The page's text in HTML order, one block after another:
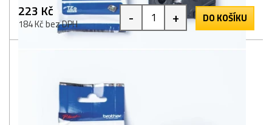
223 Kč
184 Kč bez DPH - + DO KOŠÍKU